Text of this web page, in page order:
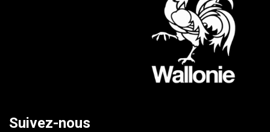
Suivez-nous